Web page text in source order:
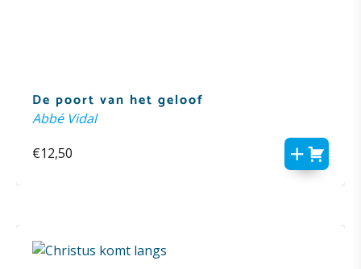
De poort van het geloof
Abbé Vidal
€12,50